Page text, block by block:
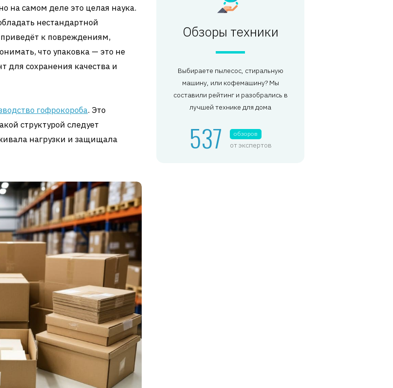
на самом деле это целая наука.
нестандартной
к повреждениям,
что упаковка — это не
для сохранения качества и
гофрокороба. Это
структурой следует
нагрузки и защищала
Обзоры техники
Выбираете пылесос, стиральную
машину, или кофемашину? Мы
составили рейтинг и разобрались в
лучшей технике для дома
537 обзоров
от экспертов